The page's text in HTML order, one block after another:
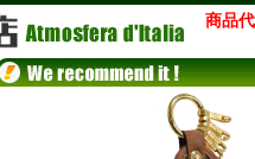
商品